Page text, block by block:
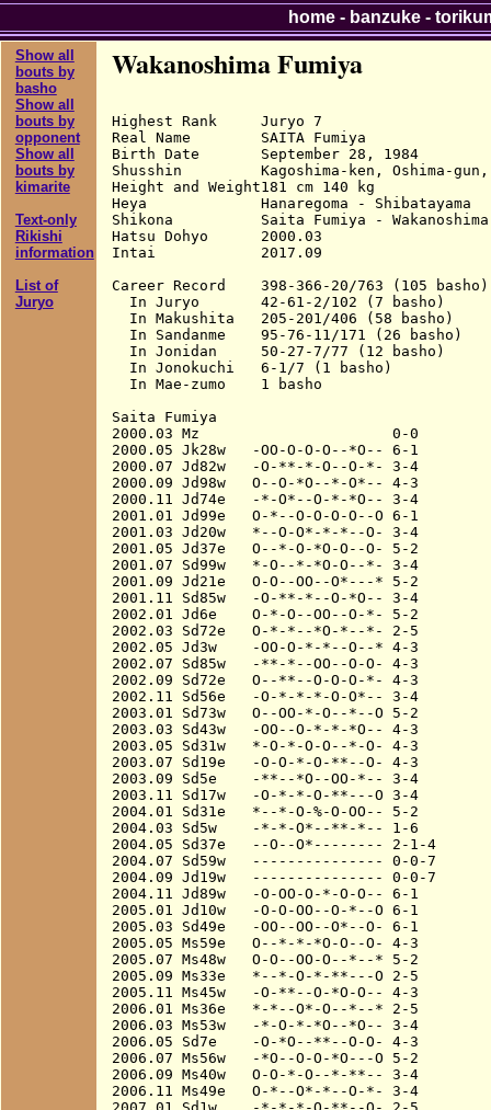
Show all
bouts by
basho
Show all
bouts by
opponent
Show all
bouts by
kimarite
Text-only
Rikishi
information
List of
Juryo
Wakanoshima Fumiya
Highest Rank     Juryo 7
Real Name        SAITA Fumiya
Birth Date       September 28, 1984
Shusshin         Kagoshima-ken, Oshima-gun,
Height and Weight181 cm 140 kg
Heya             Hanaregoma - Shibatayama
Shikona          Saita Fumiya - Wakanoshima
Hatsu Dohyo      2000.03
Intai            2017.09
Career Record    398-366-20/763 (105 basho)
  In Juryo       42-61-2/102 (7 basho)
  In Makushita   205-201/406 (58 basho)
  In Sandanme    95-76-11/171 (26 basho)
  In Jonidan     50-27-7/77 (12 basho)
  In Jonokuchi   6-1/7 (1 basho)
  In Mae-zumo    1 basho
Saita Fumiya
2000.03 Mz                      0-0
2000.05 Jk28w   -OO-O-O-O--*O-- 6-1
2000.07 Jd82w   -O-**-*-O--O-*- 3-4
2000.09 Jd98w   O--O-*O--*-O*-- 4-3
2000.11 Jd74e   -*-O*--O-*-*O-- 3-4
2001.01 Jd99e   O-*--O-O-O-O--O 6-1
2001.03 Jd20w   *--O-O*-*-*--O- 3-4
2001.05 Jd37e   O--*-O-*O-O--O- 5-2
2001.07 Sd99w   *-O--*-*O-O--*- 3-4
2001.09 Jd21e   O-O--OO--O*---* 5-2
2001.11 Sd85w   -O-**-*--O-*O-- 3-4
2002.01 Jd6e    O-*-O--OO--O-*- 5-2
2002.03 Sd72e   O-*-*--*O-*--*- 2-5
2002.05 Jd3w    -OO-O-*-*--O--* 4-3
2002.07 Sd85w   -**-*--OO--O-O- 4-3
2002.09 Sd72e   O--**--O-O-O-*- 4-3
2002.11 Sd56e   -O-*-*-*-O-O*-- 3-4
2003.01 Sd73w   O--OO-*-O--*--O 5-2
2003.03 Sd43w   -OO--O-*-*-*O-- 4-3
2003.05 Sd31w   *-O-*-O-O--*-O- 4-3
2003.07 Sd19e   -O-O-*-O-**--O- 4-3
2003.09 Sd5e    -**--*O--OO-*-- 3-4
2003.11 Sd17w   -O-*-*-O-**---O 3-4
2004.01 Sd31e   *--*-O-%-O-OO-- 5-2
2004.03 Sd5w    -*-*-O*--**-*-- 1-6
2004.05 Sd37e   --O--O*-------- 2-1-4
2004.07 Sd59w   --------------- 0-0-7
2004.09 Jd19w   --------------- 0-0-7
2004.11 Jd89w   -O-OO-O-*-O-O-- 6-1
2005.01 Jd10w   -O-O-OO--O-*--O 6-1
2005.03 Sd49e   -OO--OO--O*--O- 6-1
2005.05 Ms59e   O--*-*-*O-O--O- 4-3
2005.07 Ms48w   O-O--OO-O--*--* 5-2
2005.09 Ms33e   *--*-O-*-**---O 2-5
2005.11 Ms45w   -O-**--O-*O-O-- 4-3
2006.01 Ms36e   *-*--O*-O--*--* 2-5
2006.03 Ms53w   -*-O-*-*O--*O-- 3-4
2006.05 Sd7e    -O-*O--**--O-O- 4-3
2006.07 Ms56w   -*O--O-O-*O---O 5-2
2006.09 Ms40w   O-O-*-O--*-**-- 3-4
2006.11 Ms49e   O-*--O*-*--O-*- 3-4
home - banzuke -